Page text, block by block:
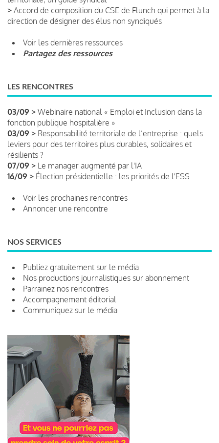
> Accord de composition du CSE de Flunch qui permet à la
direction de désigner des élus non syndiqués
Voir les dernières ressources
Partagez des ressources
LES RENCONTRES
03/09 > Webinaire national « Emploi et Inclusion dans la
fonction publique hospitalière »
03/09 > Responsabilité territoriale de l’entreprise : quels
leviers pour des territoires plus durables, solidaires et
résilients ?
07/09 > Le manager augmenté par l'IA
16/09 > Élection présidentielle : les priorités de l'ESS
Voir les prochaines rencontres
Annoncer une rencontre
NOS SERVICES
Publiez gratuitement sur le média
Nos productions journalistiques sur abonnement
Parrainez nos rencontres
Accompagnement éditorial
Communiquez sur le média